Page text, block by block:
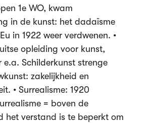
1e WO, kwam
in de kunst: het dadaïsme
in 1922 weer verdwenen. •
opleiding voor kunst,
e.a. Schilderkunst strenge
zakelijkheid en
• Surrealisme: 1920
= boven de
het verstand is te beperkt om